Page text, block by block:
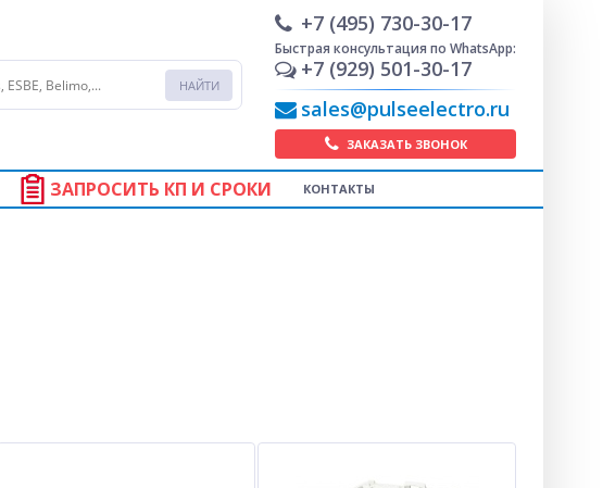
+7 (495) 730-30-17
Быстрая консультация по WhatsApp:
+7 (929) 501-30-17
sales@pulseelectro.ru
ЗАКАЗАТЬ ЗВОНОК
ЗАПРОСИТЬ КП И СРОКИ КОНТАКТЫ